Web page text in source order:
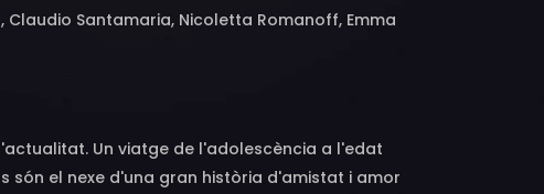
Claudio Santamaria, Nicoletta Romanoff, Emma
Matteo De Buono, Mariano Rigillo, Francesco
Antonella Valitutti, Matteo Zanotti,
Un viatge de l'adolescència a l'edat
són el nexe d'una gran història d'amistat i amor